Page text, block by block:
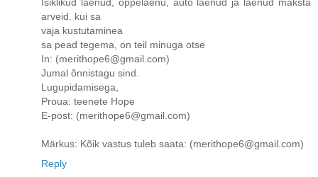
Isiklikud laenud, õppelaenu, auto laenud ja laenud maksta
arveid. kui sa
vaja kustutaminea
sa pead tegema, on teil minuga otse
In: (merithope6@gmail.com)
Jumal õnnistagu sind.
Lugupidamisega,
Proua: teenete Hope
E-post: (merithope6@gmail.com)
Märkus: Kõik vastus tuleb saata: (merithope6@gmail.com)
Reply